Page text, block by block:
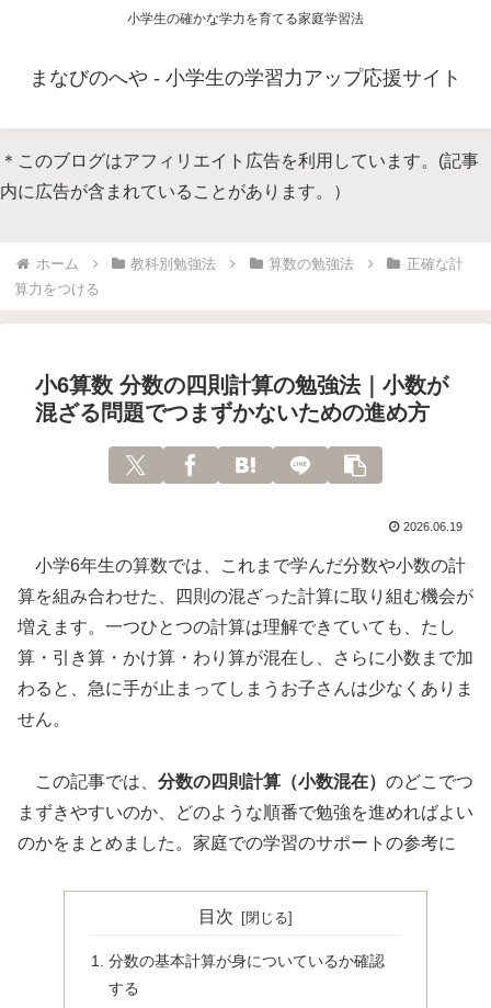
小学生の確かな学力を育てる家庭学習法
まなびのへや - 小学生の学習力アップ応援サイト
＊このブログはアフィリエイト広告を利用しています。(記事
内に広告が含まれていることがあります。）
ホーム 教科別勉強法 算数の勉強法
正確な計
算力をつける
小6算数 分数の四則計算の勉強法｜小数が
混ざる問題でつまずかないための進め方
2026.06.19
小学6年生の算数では、これまで学んだ分数や小数の計
算を組み合わせた、四則の混ざった計算に取り組む機会が
増えます。一つひとつの計算は理解できていても、たし
算・引き算・かけ算・わり算が混在し、さらに小数まで加
わると、急に手が止まってしまうお子さんは少なくありま
せん。
この記事では、 分数の四則計算（小数混在） のどこでつ
まずきやすいのか、どのような順番で勉強を進めればよい
のかをまとめました。家庭での学習のサポートの参考に
目次
分数の基本計算が身についているか確認
する